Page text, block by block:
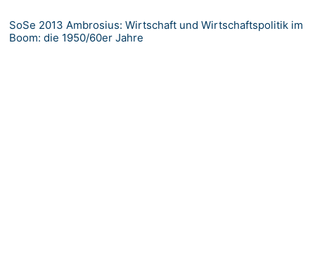
SoSe 2013 Ambrosius: Wirtschaft und Wirtschaftspolitik im
Boom: die 1950/60er Jahre